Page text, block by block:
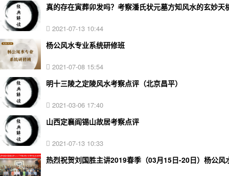
真的存在寅葬卯发吗？考察潘氏状元墓方知风水的玄妙天
2021-07-13 10:44
杨公风水专业系统研修班
2021-07-08 15:54
明十三陵之定陵风水考察点评（北京昌平）
2021-03-06 17:40
山西定襄阎锡山故居考察点评
2021-07-13 10:33
热烈祝贺刘国胜主讲2019春季（03月15日-20日）杨公风